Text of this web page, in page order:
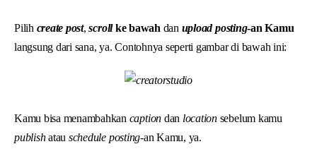
Pilih create post,scrollke bawah dan upload posting-an Kamu
langsung dari sana, ya. Contohnya seperti gambar di bawah ini:
Kamu bisa menambahkan caption dan location sebelum kamu
publishatau schedule posting-an Kamu, ya.